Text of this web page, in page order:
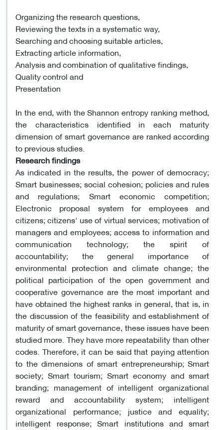
Organizing the research questions,
Reviewing the texts in a systematic way,
Searching and choosing suitable articles,
Extracting article information,
Analysis and combination of qualitative findings,
Quality control and
Presentation
In the end, with the Shannon entropy ranking method,
the characteristics identified in each maturity
dimension of smart governance are ranked according
to previous studies.
Research findings
As indicated in the results, the power of democracy;
Smart businesses; social cohesion; policies and rules
and regulations; Smart economic competition;
Electronic proposal system for employees and
citizens; citizens' use of virtual services; motivation of
managers and employees; access to information and
communication technology; the spirit of
accountability; the general importance of
environmental protection and climate change; the
political participation of the open government and
cooperative governance are the most important and
have obtained the highest ranks in general, that is, in
the discussion of the feasibility and establishment of
maturity of smart governance, these issues have been
studied more. They have more repeatability than other
codes. Therefore, it can be said that paying attention
to the dimensions of smart entrepreneurship; Smart
society; Smart tourism; Smart economy and smart
branding; management of intelligent organizational
reward and accountability system; intelligent
organizational performance; justice and equality;
intelligent response; Smart institutions and smart